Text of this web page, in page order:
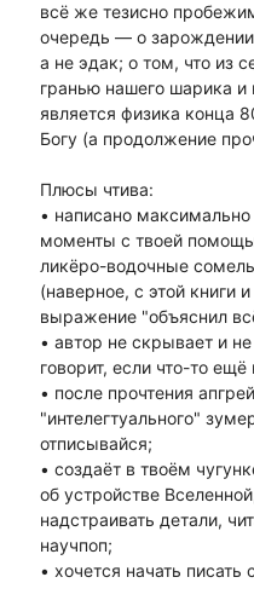
всё же тезисно
очередь — о
а не эдак; о том, что из
гранью нашего шарика
является физика конца
Богу (а продолжение
Плюсы чтива:
• написано
моменты с твоей
ликёро-водочные
(наверное, с этой книги
выражение "объяснил
• автор не скрывает и
говорит, если что-то ещё
• после прочтения
"интелегтуального"
отписывайся;
• создаёт в твоём
об устройстве
надстраивать детали,
научпоп;
• хочется начать писать